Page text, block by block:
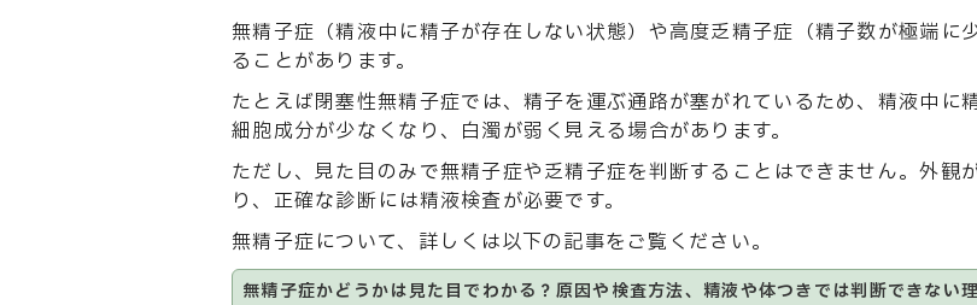
無精子症（精液中に精子が存在しない状態）や高度乏精子症（精子数が極端に
ることがあります。
たとえば閉塞性無精子症では、精子を運ぶ通路が塞がれているため、精液中に
細胞成分が少なくなり、白濁が弱く見える場合があります。
ただし、見た目のみで無精子症や乏精子症を判断することはできません。外観
り、正確な診断には精液検査が必要です。
無精子症について、詳しくは以下の記事をご覧ください。
無精子症かどうかは見た目でわかる？原因や検査方法、精液や体つきでは判断できない